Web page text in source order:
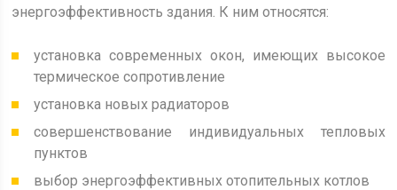
энергоэффективность здания. К ним относятся:
установка современных окон, имеющих высокое
термическое сопротивление
установка новых радиаторов
совершенствование индивидуальных тепловых
пунктов
выбор энергоэффективных отопительных котлов